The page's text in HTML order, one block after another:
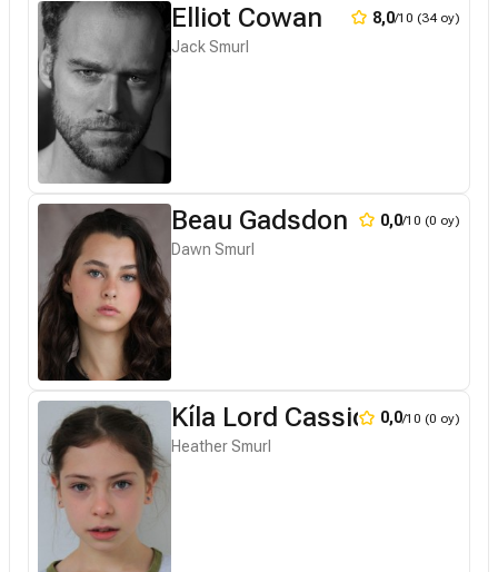
Elliot Cowan 8,0/10 (34 oy)
Jack Smurl
Beau Gadsdon 0,0/10 (0 oy)
Dawn Smurl
Kíla Lord Cassidy 0,0/10 (0 oy)
Heather Smurl